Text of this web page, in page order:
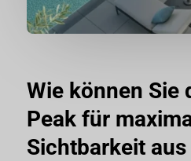
Wie können Sie
Peak für
Sichtbarkeit